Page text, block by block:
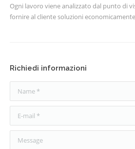
Ogni lavoro viene analizzato dal punto di
fornire al cliente soluzioni
Richiedi informazioni